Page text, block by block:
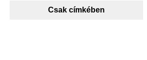
Csak címkében